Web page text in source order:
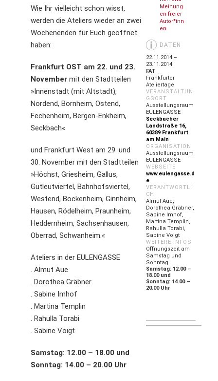
Meinung
en freier
Autor*inn
en
DATEN
22.11.2014 –
23.11.2014
FAT
Frankfurter
Ateliertage
VERANSTALTUN
GSORT
Ausstellungsraum
EULENGASSE
Seckbacher
Landstraße 16,
60389 Frankfurt
am Main
ORGANISATION
Ausstellungsraum
EULENGASSE
WEBSEITE
www.eulengasse.d
e
VERANTWORTLI
CH
Almut Aue,
Dorothea Gräbner,
Sabine Imhof,
Martina Templin,
Rahulla Torabi,
Sabine Voigt
WEITERE INFOS
Öffnungszeit am
Samstag und
Sonntag
Samstag: 12.00 –
18.00 und
Sonntag: 14.00 –
20.00 Uhr
Wie Ihr vielleicht schon wisst,
werden die Ateliers wieder an zwei
Wochenenden für Euch geöffnet
haben:
Frankfurt OST am 22. und 23.
Novembermit den Stadtteilen
»Innenstadt (mit Altstadt),
Nordend, Bornheim, Ostend,
Fechenheim, Bergen-Enkheim,
Seckbach«
und Frankfurt West am 29. und
30. November mit den Stadtteilen
»Höchst, Griesheim, Gallus,
Gutleutviertel, Bahnhofsviertel,
Westend, Bockenheim, Ginnheim,
Hausen, Rödelheim, Praunheim,
Heddernheim, Sachsenhausen,
Oberrad, Schwanheim.«
Ateliers in der EULENGASSE
. Almut Aue
. Dorothea Gräbner
. Sabine Imhof
. Martina Templin
. Rahulla Torabi
. Sabine Voigt
Samstag: 12.00 – 18.00 und
Sonntag: 14.00 – 20.00 Uhr